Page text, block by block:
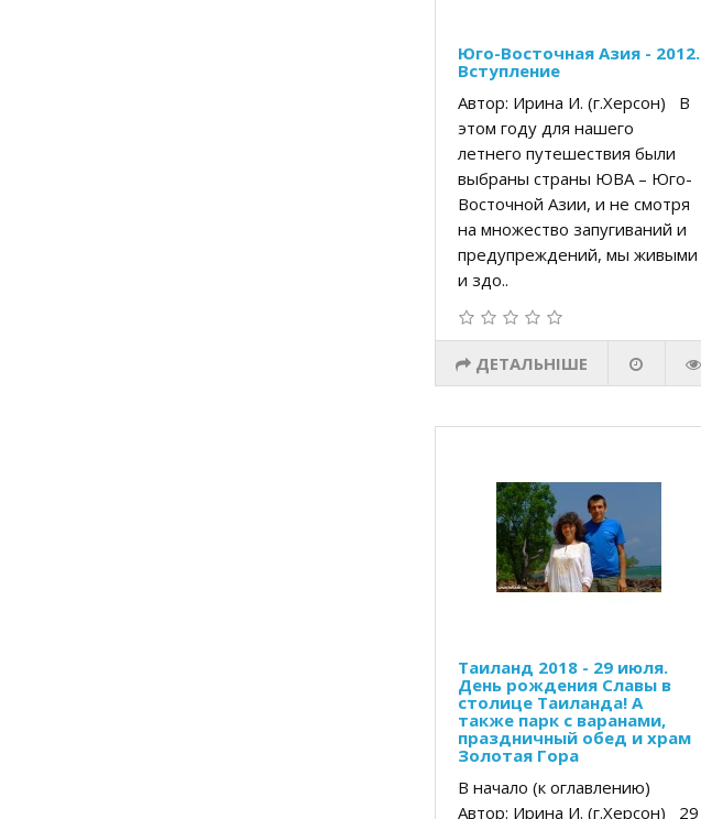
Юго-Восточная Азия - 2012.
Вступление
Автор: Ирина И. (г.Херсон) В
этом году для нашего
летнего путешествия были
выбраны страны ЮВА – Юго-
Восточной Азии, и не смотря
на множество запугиваний и
предупреждений, мы живыми
и здо..
ДЕТАЛЬНІШЕ
Таиланд 2018 - 29 июля.
День рождения Славы в
столице Таиланда! А
также парк с варанами,
праздничный обед и храм
Золотая Гора
В начало (к оглавлению)
Автор: Ирина И. (г.Херсон) 29